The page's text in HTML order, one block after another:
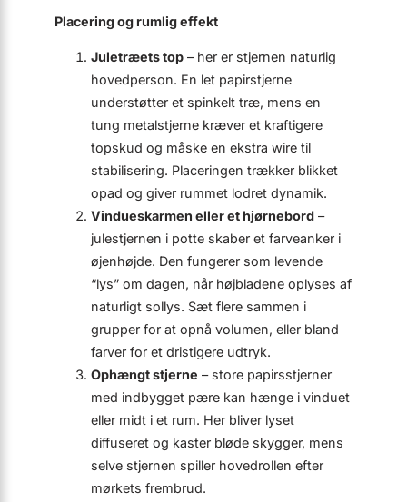
Placering og rumlig effekt
Juletræets top – her er stjernen naturlig
hovedperson. En let papir­stjerne
understøtter et spinkelt træ, mens en
tung metalstjerne kræver et kraftigere
topskud og måske en ekstra wire til
stabilisering. Placeringen trækker blikket
opad og giver rummet lodret dynamik.
Vindueskarmen eller et hjørnebord –
julestjernen i potte skaber et farveanker i
øjenhøjde. Den fungerer som levende
“lys” om dagen, når højbladene oplyses af
naturligt sollys. Sæt flere sammen i
grupper for at opnå volumen, eller bland
farver for et dristigere udtryk.
Ophængt stjerne – store papirs­stjerner
med indbygget pære kan hænge i vinduet
eller midt i et rum. Her bliver lyset
diffuseret og kaster bløde skygger, mens
selve stjernen spiller hovedrollen efter
mørkets frembrud.